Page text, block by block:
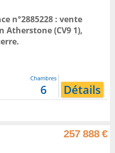
n°2885228 : vente
Atherstone(CV9 1),
.
Chambres
6 Détails
257 888 €